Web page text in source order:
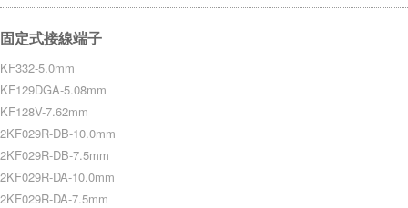
固定式接線端子
KF332-5.0mm
KF129DGA-5.08mm
KF128V-7.62mm
2KF029R-DB-10.0mm
2KF029R-DB-7.5mm
2KF029R-DA-10.0mm
2KF029R-DA-7.5mm